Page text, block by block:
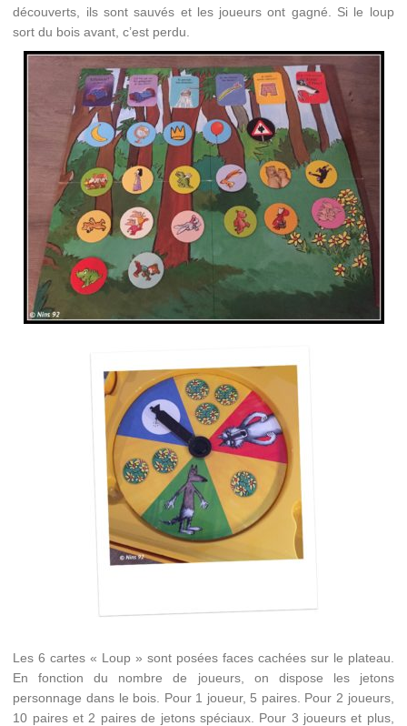
découverts, ils sont sauvés et les joueurs ont gagné. Si le loup
sort du bois avant, c’est perdu.
Les 6 cartes « Loup » sont posées faces cachées sur le plateau.
En fonction du nombre de joueurs, on dispose les jetons
personnage dans le bois. Pour 1 joueur, 5 paires. Pour 2 joueurs,
10 paires et 2 paires de jetons spéciaux. Pour 3 joueurs et plus,